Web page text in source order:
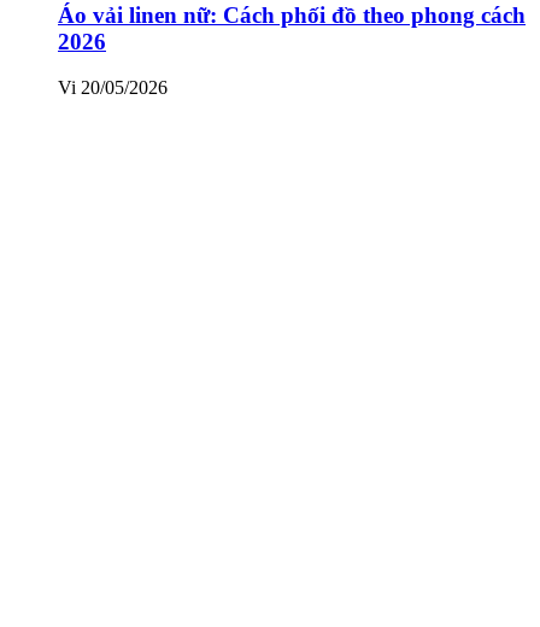
Áo vải linen nữ: Cách phối đồ theo phong cách
2026
Vi 20/05/2026